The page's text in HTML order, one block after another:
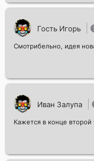
Гость Игорь
Смотрибельно, идея
Иван Залупа
Кажется в конце второй